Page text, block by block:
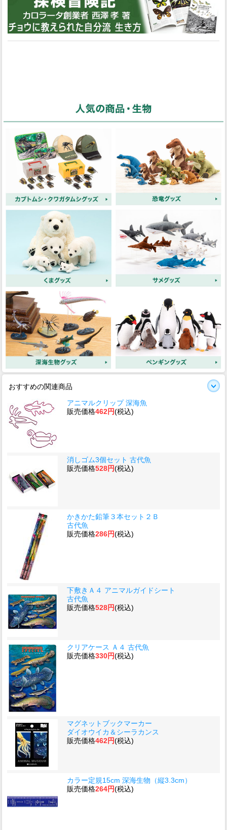
おすすめの関連商品
アニマルクリップ 深海魚
販売価格462円(税込)
消しゴム3個セット 古代魚
販売価格528円(税込)
かきかた鉛筆３本セット２Ｂ
古代魚
販売価格286円(税込)
下敷きＡ４ アニマルガイドシート
古代魚
販売価格528円(税込)
クリアケース Ａ４ 古代魚
販売価格330円(税込)
マグネットブックマーカー
ダイオウイカ＆シーラカンス
販売価格462円(税込)
カラー定規15cm 深海生物（縦3.3cm）
販売価格264円(税込)